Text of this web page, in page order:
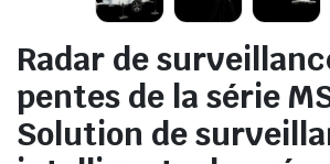
Radar de
pentes de la série
Solution de